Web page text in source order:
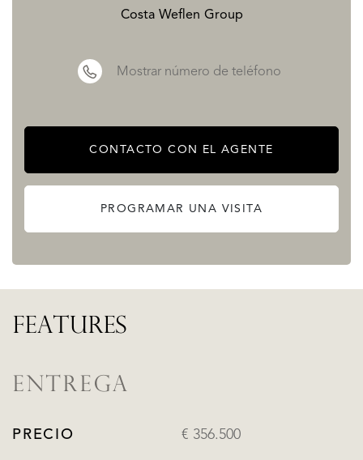
Costa Weflen Group
Mostrar número de teléfono
CONTACTO CON EL AGENTE
PROGRAMAR UNA VISITA
FEATURES
ENTREGA
PRECIO € 356.500